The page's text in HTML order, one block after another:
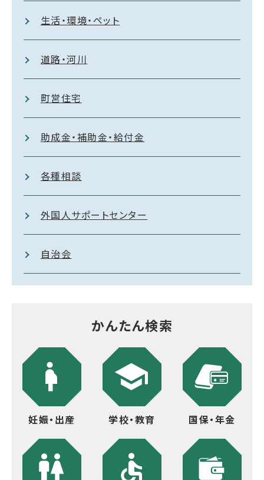
生活・環境・ペット
道路・河川
町営住宅
助成金・補助金・給付金
各種相談
外国人サポートセンター
自治会
かんたん検索
妊娠・出産 学校・教育 国保・年金